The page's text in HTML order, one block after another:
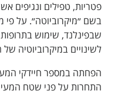
פטריות, טפילים ונגיפים
בשם ״מיקרוביוטה״. על פי
שבפינלנד, שימוש בתרופות
לשינויים במיקרוביוטיה
הפחתה במספר חיידקי
התחרות על פני שטח